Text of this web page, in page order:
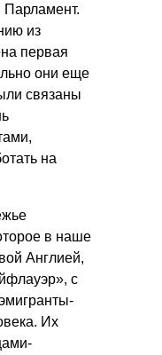
Парламент.
из
первая
они еще
связаны
на
в наше
Англией,
с
Их